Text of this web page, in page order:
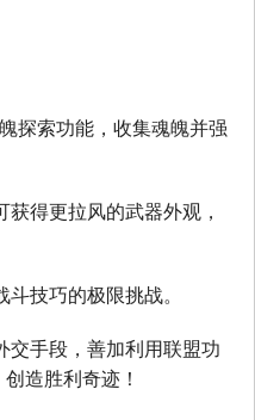
探索功能，收集魂魄并强
获得更拉风的武器外观，
斗技巧的极限挑战。
交手段，善加利用联盟功
造胜利奇迹！